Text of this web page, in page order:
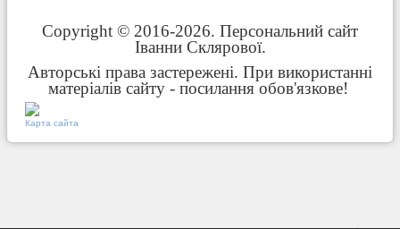
Copyright © 2016-2026. Персональний сайт
Іванни Склярової.
Авторські права застережені. При використанні
матеріалів сайту - посилання обов'язкове!
Карта сайта